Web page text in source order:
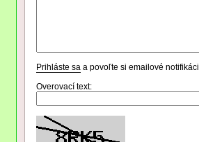
Prihláste sa a povoľte si emailové
Overovací text: